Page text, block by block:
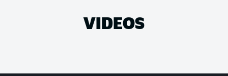
VIDEOS